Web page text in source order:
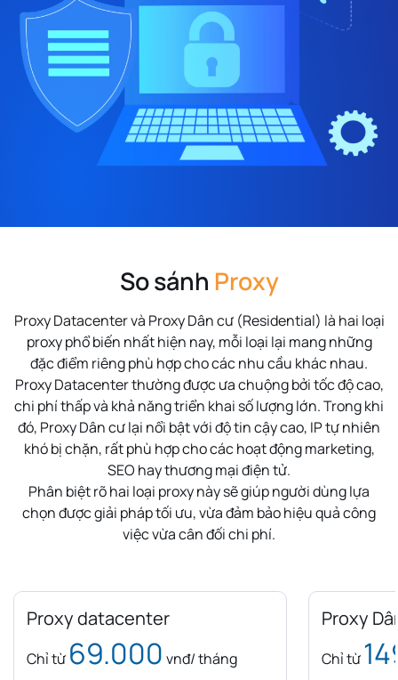
So sánh Proxy
Proxy Datacenter và Proxy Dân cư (Residential) là hai loại
proxy phổ biến nhất hiện nay, mỗi loại lại mang những
đặc điểm riêng phù hợp cho các nhu cầu khác nhau.
Proxy Datacenter thường được ưa chuộng bởi tốc độ cao,
chi phí thấp và khả năng triển khai số lượng lớn. Trong khi
đó, Proxy Dân cư lại nổi bật với độ tin cậy cao, IP tự nhiên
khó bị chặn, rất phù hợp cho các hoạt động marketing,
SEO hay thương mại điện tử.
Phân biệt rõ hai loại proxy này sẽ giúp người dùng lựa
chọn được giải pháp tối ưu, vừa đảm bảo hiệu quả công
việc vừa cân đối chi phí.
Proxy datacenter
Chỉ từ 69.000 vnđ/ tháng
Proxy
Chỉ từ